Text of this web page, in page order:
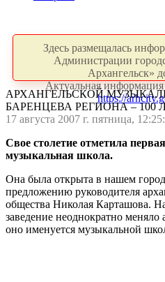
Здесь размещалась
Администрации
Архангельск»
Актуальная информация
https://
АРХАНГЕЛЬСКОЙ
БАРЕНЦЕВА РЕГИОНА – 100
17 августа 2007 г. пятница,
Свое столетие отметила
музыкальная школа.
Она была открыта в нашем
предложению руководителя
общества Николая Карташова.
заведение неоднократно меняло
оно именуется музыкальной